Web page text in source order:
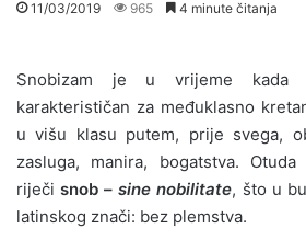
11/03/2019 965 4 minute čitanja
Snobizam je u vrijeme kada
karakterističan za međuklasno
u višu klasu putem, prije svega,
zasluga, manira, bogatstva.
riječisnob –sine nobilitate, što u
latinskog znači: bez plemstva.